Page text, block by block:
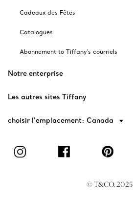
Cadeaux des Fêtes
Catalogues
Abonnement to Tiffany's courriels
Notre enterprise
Les autres sites Tiffany
choisir l’emplacement: Canada
© T&CO. 2025